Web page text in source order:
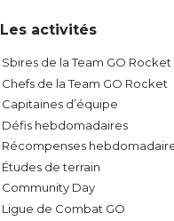
Les activités
Sbires de la Team GO Rocket
Chefs de la Team GO Rocket
Capitaines d’équipe
Défis hebdomadaires
Récompenses
Études de terrain
Community Day
Ligue de Combat GO